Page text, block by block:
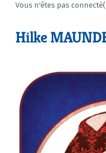
Agenda
Vous n'êtes pas
Hilke